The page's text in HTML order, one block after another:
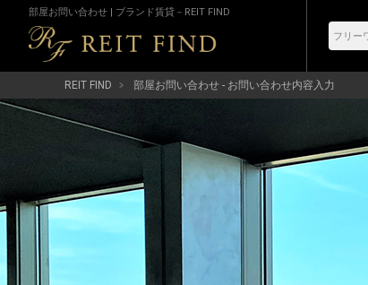
部屋お問い合わせ | ブランド賃貸－REIT FIND
REIT FIND 部屋お問い合わせ - お問い合わせ内容入力